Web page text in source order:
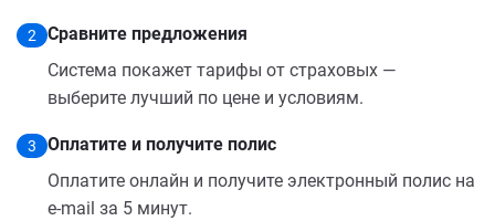
2
Сравните предложения
Система покажет тарифы от страховых —
выберите лучший по цене и условиям.
3
Оплатите и получите полис
Оплатите онлайн и получите электронный полис на
e-mail за 5 минут.